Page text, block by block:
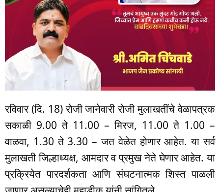
रविवार (दि. 18) रोजी जानेवारी रोजी मुलाखतींचे वेळापत्रक
सकाळी 9.00 ते 11.00 – मिरज, 11.00 ते 1.00 –
वाळवा, 1.30 ते 3.30 – जत वेळेत होणार आहेत. या सर्व
मुलाखती जिल्हाध्यक्ष, आमदार व प्रमुख नेते घेणार आहेत. या
प्रक्रियेत पारदर्शकता आणि संघटनात्मक शिस्त पाळली